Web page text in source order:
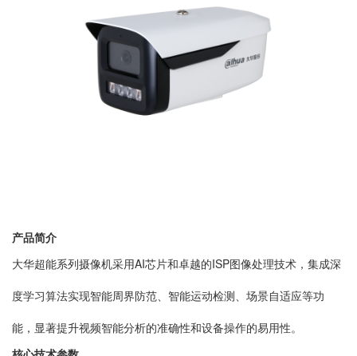
产品简介
大华超能系列摄像机采用AI芯片和卓越的ISP图像处理技术，集成深
度学习算法实现智能周界防范、智能运动检测、场景自适应等功
能，显著提升视频智能分析的准确性和设备操作的易用性。